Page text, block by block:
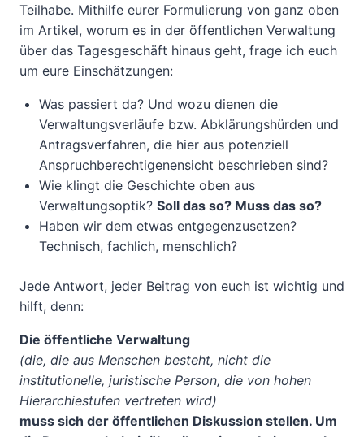
Teilhabe. Mithilfe eurer Formulierung von ganz oben
im Artikel, worum es in der öffentlichen Verwaltung
über das Tagesgeschäft hinaus geht, frage ich euch
um eure Einschätzungen:
Was passiert da? Und wozu dienen die
Verwaltungsverläufe bzw. Abklärungshürden und
Antragsverfahren, die hier aus potenziell
Anspruchberechtigenensicht beschrieben sind?
Wie klingt die Geschichte oben aus
Verwaltungsoptik? Soll das so? Muss das so?
Haben wir dem etwas entgegenzusetzen?
Technisch, fachlich, menschlich?
Jede Antwort, jeder Beitrag von euch ist wichtig und
hilft, denn:
Die öffentliche Verwaltung
(die, die aus Menschen besteht, nicht die
institutionelle, juristische Person, die von hohen
Hierarchiestufen vertreten wird)
muss sich der öffentlichen Diskussion stellen. Um